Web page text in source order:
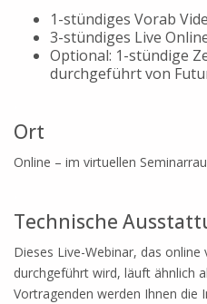
1-stündiges Vorab
3-stündiges Live
Optional: 1-stündige
durchgeführt von
Ort
Online – im virtuellen
Technische
Dieses Live-Webinar, das online
durchgeführt wird, läuft ähnlich
Vortragenden werden Ihnen die